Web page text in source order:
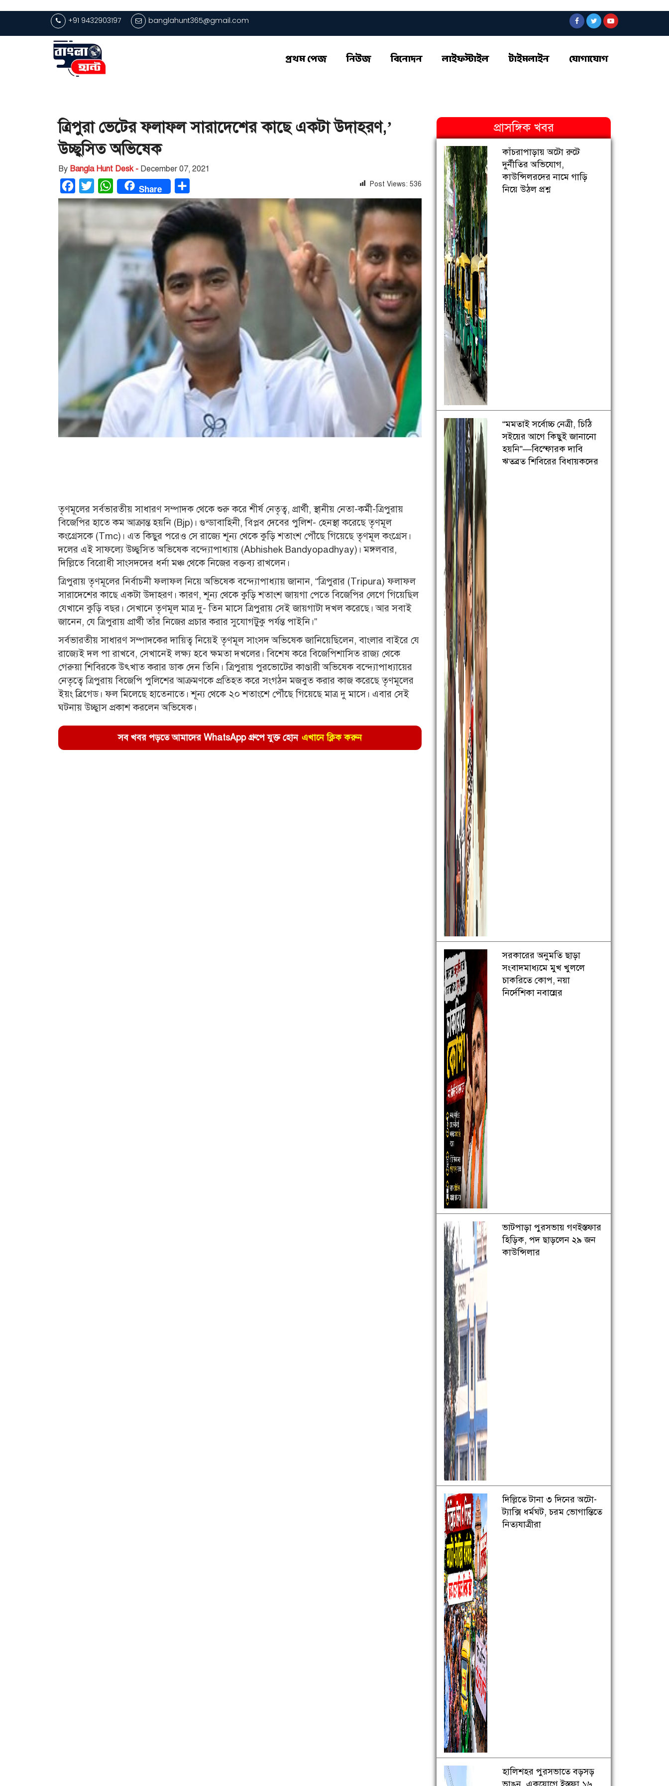
+91 9432903197 banglahunt365@gmail.com
প্রথম পেজ নিউজ বিনোদন লাইফস্টাইল টাইমলাইন যোগাযোগ
ত্রিপুরা ভেটের ফলাফল সারাদেশের কাছে একটা উদাহরণ,’
উচ্ছ্বসিত অভিষেক
By Bangla Hunt Desk - December 07, 2021
Facebook
Twitter WhatsAppShare Post Views: 536
তৃণমূলের সর্বভারতীয় সাধারণ সম্পাদক থেকে শুরু করে শীর্ষ নেতৃত্ব, প্রার্থী, স্থানীয় নেতা-কর্মী-ত্রিপুরায়
বিজেপির হাতে কম আক্রান্ত হয়নি (Bjp)। গুন্ডাবাহিনী, বিপ্লব দেবের পুলিশ- হেনস্থা করেছে তৃণমূল
কংগ্রেসকে (Tmc)। এত কিছুর পরেও সে রাজ্যে শূন্য থেকে কুড়ি শতাংশ পৌঁছে গিয়েছে তৃণমূল কংগ্রেস।
দলের এই সাফল্যে উচ্ছ্বসিত অভিষেক বন্দ্যোপাধ্যায় (Abhishek Bandyopadhyay)। মঙ্গলবার,
দিল্লিতে বিরোধী সাংসদদের ধর্না মঞ্চ থেকে নিজের বক্তব্য রাখলেন।
ত্রিপুরায় তৃণমূলের নির্বাচনী ফলাফল নিয়ে অভিষেক বন্দ্যোপাধ্যায় জানান, “ত্রিপুরার (Tripura) ফলাফল
সারাদেশের কাছে একটা উদাহরণ। কারণ, শূন্য থেকে কুড়ি শতাংশ জায়গা পেতে বিজেপির লেগে গিয়েছিল
যেখানে কুড়ি বছর। সেখানে তৃণমূল মাত্র দু- তিন মাসে ত্রিপুরায় সেই জায়গাটা দখল করেছে। আর সবাই
জানেন, যে ত্রিপুরায় প্রার্থী তাঁর নিজের প্রচার করার সুযোগটুকু পর্যন্ত পাইনি।”
সর্বভারতীয় সাধারণ সম্পাদকের দায়িত্ব নিয়েই তৃণমূল সাংসদ অভিষেক জানিয়েছিলেন, বাংলার বাইরে যে
রাজ্যেই দল পা রাখবে, সেখানেই লক্ষ্য হবে ক্ষমতা দখলের। বিশেষ করে বিজেপিশাসিত রাজ্য থেকে
গেরুয়া শিবিরকে উৎখাত করার ডাক দেন তিনি। ত্রিপুরায় পুরভোটের কাণ্ডারী অভিষেক বন্দ্যোপাধ্যায়ের
নেতৃত্বে ত্রিপুরায় বিজেপি পুলিশের আক্রমণকে প্রতিহত করে সংগঠন মজবুত করার কাজ করেছে তৃণমূলের
ইয়ং ব্রিগেড। ফল মিলেছে হাতেনাতে। শূন্য থেকে ২০ শতাংশে পৌঁছে গিয়েছে মাত্র দু মাসে। এবার সেই
ঘটনায় উচ্ছ্বাস প্রকাশ করলেন অভিষেক।
সব খবর পড়তে আমাদের WhatsApp গ্রুপে যুক্ত হোন এখানে ক্লিক করুন
প্রাসঙ্গিক খবর
কাঁচরাপাড়ায় অটো রুটে
দুর্নীতির অভিযোগ,
কাউন্সিলরদের নামে গাড়ি
নিয়ে উঠল প্রশ্ন
“মমতাই সর্বোচ্চ নেত্রী, চিঠি
সইয়ের আগে কিছুই জানানো
হয়নি”—বিস্ফোরক দাবি
ঋতব্রত শিবিরের বিধায়কদের
সরকারের অনুমতি ছাড়া
সংবাদমাধ্যমে মুখ খুললে
চাকরিতে কোপ, নয়া
নির্দেশিকা নবান্নের
ভাটপাড়া পুরসভায় গণইস্তফার
হিড়িক, পদ ছাড়লেন ২৯ জন
কাউন্সিলার
দিল্লিতে টানা ৩ দিনের অটো-
ট্যাক্সি ধর্মঘট, চরম ভোগান্তিতে
নিত্যযাত্রীরা
হালিশহর পুরসভাতে বড়সড়